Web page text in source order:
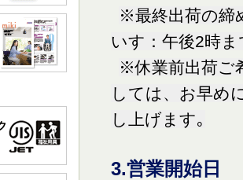
※最終出荷の締
いす：午後2時
※休業前出荷ご
しては、お早め
し上げます｡
3.営業開始日